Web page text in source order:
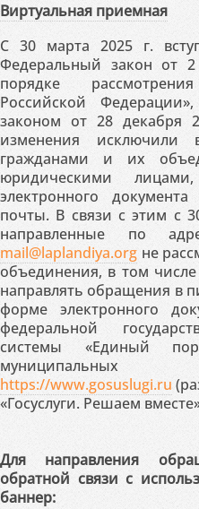
Виртуальная приемная
С 30 марта 2025 г.
Федеральный закон
порядке
Российской
законом от 28
изменения исключили
гражданами и их
юридическими
электронного
почты. В связи с этим с
направленные по
mail@laplandiya.org не
объединения, в том
направлять обращения в
форме электронного
федеральной
системы «Единый
муниципальных
https://www.gosuslugi.ru
«Госуслуги. Решаем
Для направления
обратной связи с
баннер: